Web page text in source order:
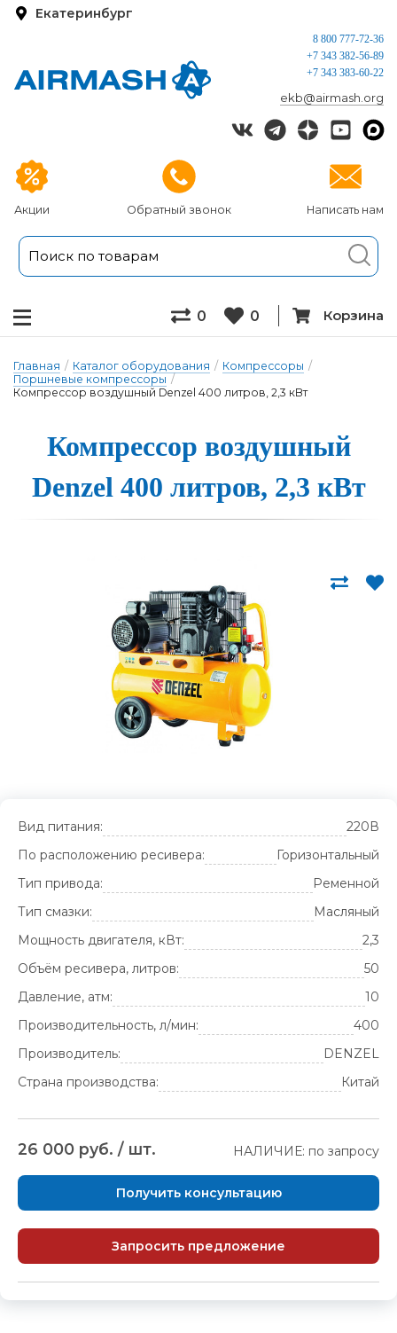
Екатеринбург
Акции Обратный звонок Написать нам
8 800 777-72-36
+7 343 382-56-89
+7 343 383-60-22
ekb@airmash.org
0 0 Корзина
Главная / Каталог оборудования / Компрессоры /
Поршневые компрессоры /
Компрессор воздушный Denzel 400 литров, 2,3 кВт
Компрессор воз­душный
Denzel 400 лит­ров, 2,3 кВт
Вид питания:
220В
По расположению ресивера:
Горизонтальный
Тип привода:
Ременной
Тип смазки:
Масляный
Мощность двигателя, кВт:
2,3
Объём ресивера, литров:
50
Давление, атм:
10
Производительность, л/мин:
400
Производитель:
DENZEL
Страна производства:
Китай
26 000 руб. / шт. НАЛИЧИЕ: по запросу
Получить консультацию
Запросить предложение